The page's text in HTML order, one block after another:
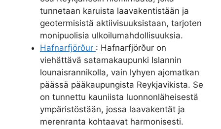
tunnetaan karuista laavakentistään ja
geotermisistä aktiivisuuksistaan, tarjoten
monipuolisia ulkoilumahdollisuuksia.
Hafnarfjörður : Hafnarfjörður on
viehättävä satamakaupunki Islannin
lounaisrannikolla, vain lyhyen ajomatkan
päässä pääkaupungista Reykjavikista. Se
on tunnettu kauniista luonnonläheisestä
ympäristöstään, jossa laavakentät ja
merenranta kohtaavat harmonisesti.